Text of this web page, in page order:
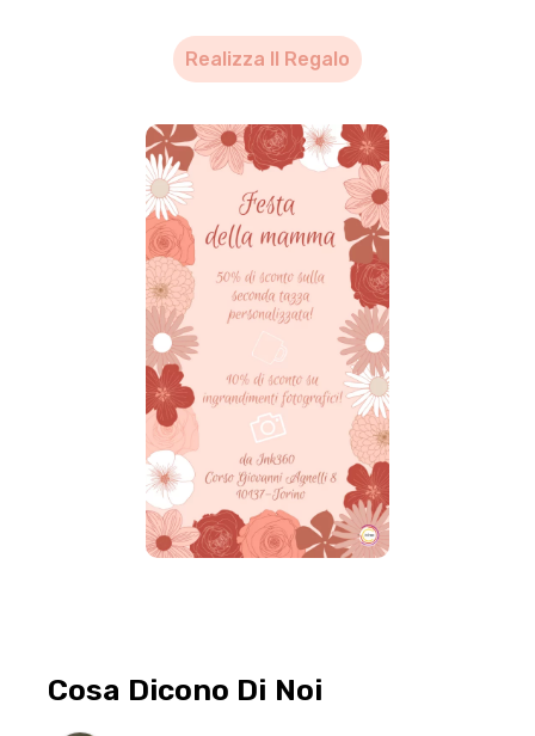
Realizza Il Regalo
Cosa Dicono Di Noi